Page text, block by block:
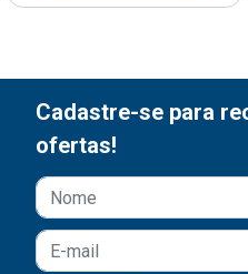
Cadastre-se para
ofertas!